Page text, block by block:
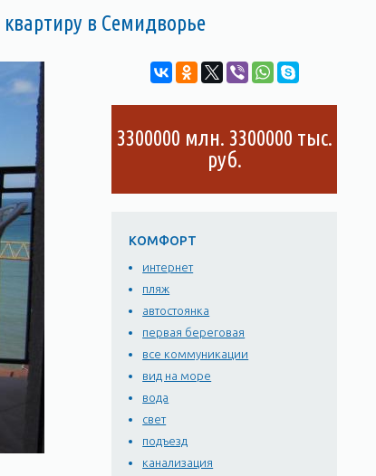
в Семидворье
3300000 млн. 3300000 тыс.
руб.
КОМФОРТ
интернет
пляж
автостоянка
первая береговая
все коммуникации
вид на море
вода
свет
подъезд
канализация